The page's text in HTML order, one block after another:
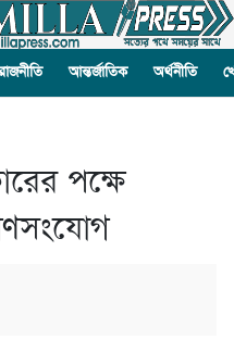
আন্তর্জাতিক অর্থনীতি
পক্ষে